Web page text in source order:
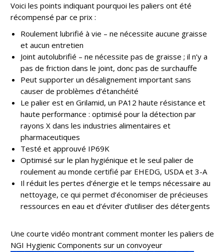
Voici les points indiquant pourquoi les paliers ont été
récompensé par ce prix :
Roulement lubrifié à vie – ne nécessite aucune graisse
et aucun entretien
Joint autolubrifié – ne nécessite pas de graisse ; il n’y a
pas de friction dans le joint, donc pas de surchauffe
Peut supporter un désalignement important sans
causer de problèmes d’étanchéité
Le palier est en Grilamid, un PA12 haute résistance et
haute performance : optimisé pour la détection par
rayons X dans les industries alimentaires et
pharmaceutiques
Testé et approuvé IP69K
Optimisé sur le plan hygiénique et le seul palier de
roulement au monde certifié par EHEDG, USDA et 3-A
Il réduit les pertes d’énergie et le temps nécessaire au
nettoyage, ce qui permet d’économiser de précieuses
ressources en eau et d’éviter d’utiliser des détergents
Une courte vidéo montrant comment monter les paliers de
NGI Hygienic Components sur un convoyeur